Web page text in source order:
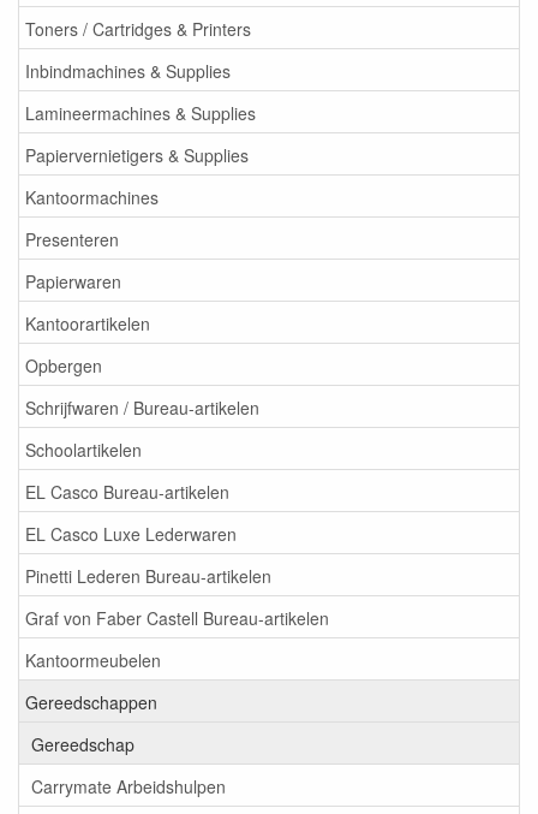
Toners / Cartridges & Printers
Inbindmachines & Supplies
Lamineermachines & Supplies
Papiervernietigers & Supplies
Kantoormachines
Presenteren
Papierwaren
Kantoorartikelen
Opbergen
Schrijfwaren / Bureau-artikelen
Schoolartikelen
EL Casco Bureau-artikelen
EL Casco Luxe Lederwaren
Pinetti Lederen Bureau-artikelen
Graf von Faber Castell Bureau-artikelen
Kantoormeubelen
Gereedschappen
Gereedschap
Carrymate Arbeidshulpen